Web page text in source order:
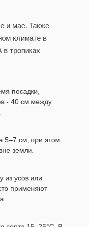
и мае. Также
климате в
в тропиках
посадки,
- 40 см между
5–7 см, при этом
земли.
из усов или
применяют